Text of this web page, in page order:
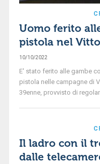
Uomo ferito
pistola nel
10/10/2022
E' stato ferito alle gambe
pistola nelle campagne di
39enne, provvisto di regolar
Il ladro con il
dalle